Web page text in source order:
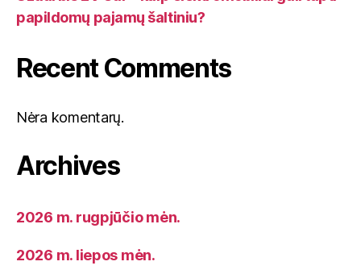
papildomų pajamų šaltiniu?
Recent Comments
Nėra komentarų.
Archives
2026 m. rugpjūčio mėn.
2026 m. liepos mėn.